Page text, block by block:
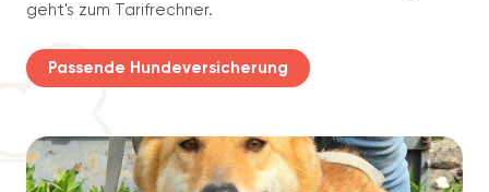
geht's zum Tarifrechner.
Passende Hundeversicherung